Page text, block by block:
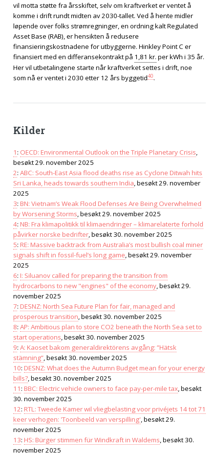
vil motta støtte fra årsskiftet, selv om kraftverket er ventet å
komme i drift rundt midten av 2030-tallet. Ved å hente midler
løpende over folks strømregninger, en ordning kalt Regulated
Asset Base (RAB), er hensikten å redusere
finansieringskostnadene for utbyggerne. Hinkley Point C er
finansiert med en differansekontrakt på 1,81 kr. per kWh i 35 år.
Her vil utbetalingene starte når kraftverket settes i drift, noe
som nå er ventet i 2030 etter 12 års byggetid40.
Kilder
1 : OECD: Environmental Outlook on the Triple Planetary Crisis,
besøkt 29. november 2025
2: ABC: South-East Asia flood deaths rise as Cyclone Ditwah hits
Sri Lanka, heads towards southern India, besøkt 29. november
2025
3: BN: Vietnam’s Weak Flood Defenses Are Being Overwhelmed
by Worsening Storms, besøkt 29. november 2025
4: NB: Fra klimapolitikk til klimaendringer – klimarelaterte forhold
påvirker norske bedrifter, besøkt 30. november 2025
5: RE: Massive backtrack from Australia’s most bullish coal miner
signals shift in fossil-fuel’s long game, besøkt 29. november
2025
6: I: Siluanov called for preparing the transition from
hydrocarbons to new "engines" of the economy, besøkt 29.
november 2025
7: DESNZ: North Sea Future Plan for fair, managed and
prosperous transition, besøkt 30. november 2025
8: AP: Ambitious plan to store CO2 beneath the North Sea set to
start operations, besøkt 30. november 2025
9: A: Kaoset bakom generaldirektörens avgång: ”Hätsk
stämning”, besøkt 30. november 2025
10: DESNZ: What does the Autumn Budget mean for your energy
bills?, besøkt 30. november 2025
11 : BBC: Electric vehicle owners to face pay-per-mile tax, besøkt
30. november 2025
12: RTL: Tweede Kamer wil vliegbelasting voor privéjets 14 tot 71
keer verhogen: 'Toonbeeld van verspilling', besøkt 29.
november 2025
13: HS: Bürger stimmen für Windkraft in Waldems, besøkt 30.
november 2025